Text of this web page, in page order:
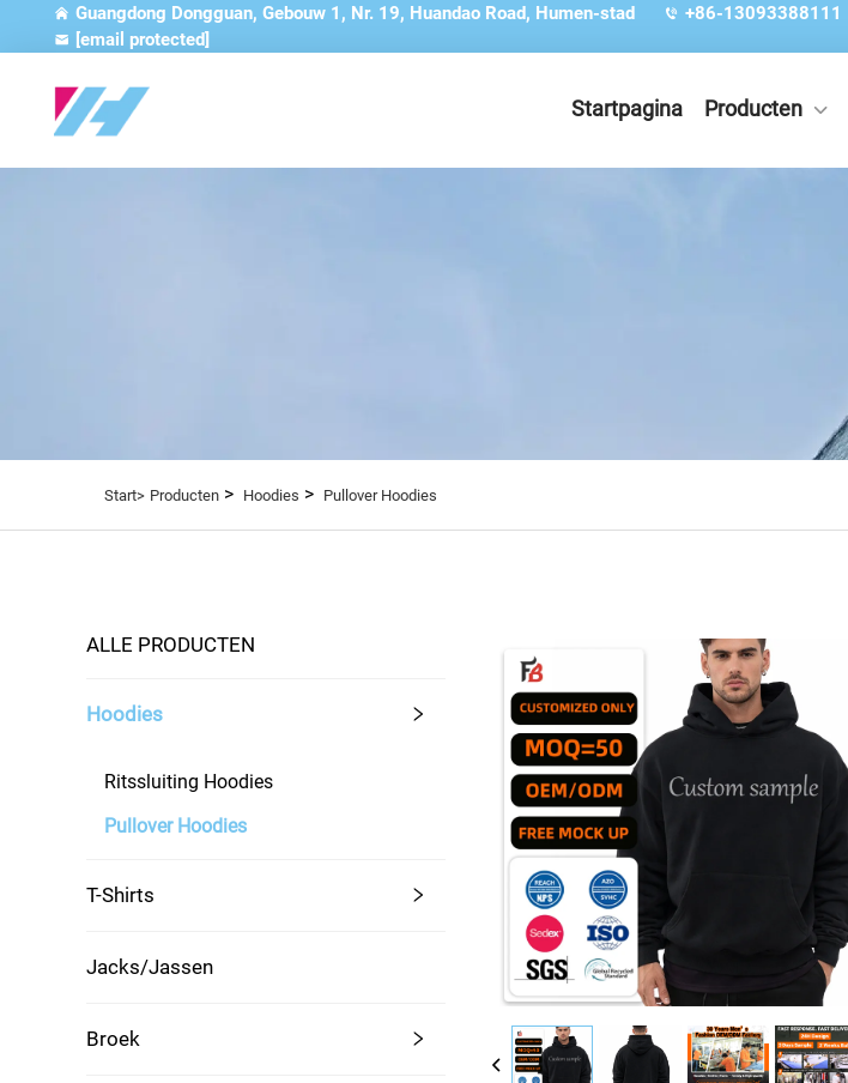
Guangdong Dongguan, Gebouw 1, Nr. 19, Huandao Road, Humen-stad
+86-13093388111
[email protected]
Startpagina Producten
Start> Producten > Hoodies > Pullover Hoodies
ALLE PRODUCTEN
Hoodies
Ritssluiting Hoodies
Pullover Hoodies
T-Shirts
Jacks/Jassen
Broek